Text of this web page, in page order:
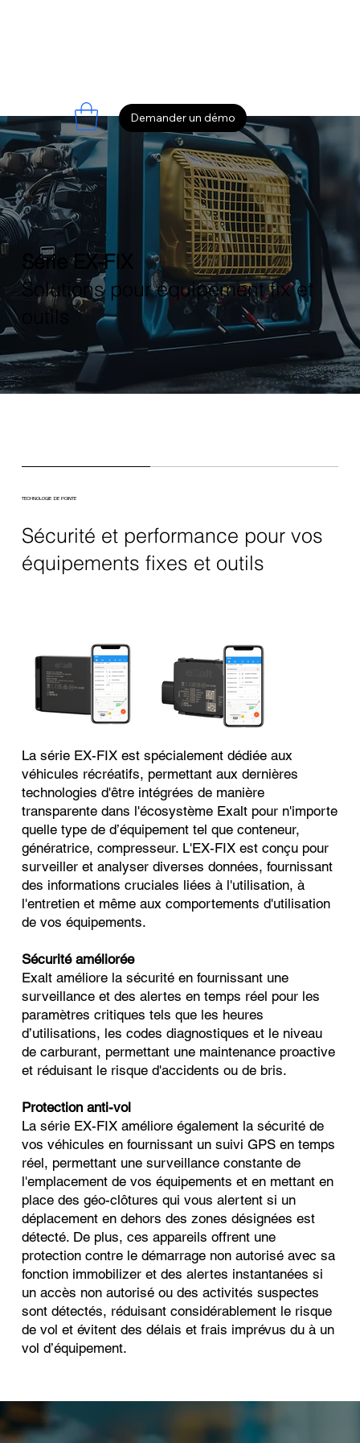
Demander un démo
Série EX-FIX
Solutions pour équipement fix et
outils
TECHNOLOGIE DE POINTE
Sécurité et performance pour vos
équipements fixes et outils
La série EX-FIX est spécialement dédiée aux
véhicules récréatifs, permettant aux dernières
technologies d'être intégrées de manière
transparente dans l'écosystème Exalt pour n'importe
quelle type de d’équipement tel que conteneur,
génératrice, compresseur. L'EX-FIX est conçu pour
surveiller et analyser diverses données, fournissant
des informations cruciales liées à l'utilisation, à
l'entretien et même aux comportements d'utilisation
de vos équipements.
Sécurité améliorée
Exalt améliore la sécurité en fournissant une
surveillance et des alertes en temps réel pour les
paramètres critiques tels que les heures
d’utilisations, les codes diagnostiques et le niveau
de carburant, permettant une maintenance proactive
et réduisant le risque d'accidents ou de bris.
Protection anti-vol
La série EX-FIX améliore également la sécurité de
vos véhicules en fournissant un suivi GPS en temps
réel, permettant une surveillance constante de
l'emplacement de vos équipements et en mettant en
place des géo-clôtures qui vous alertent si un
déplacement en dehors des zones désignées est
détecté. De plus, ces appareils offrent une
protection contre le démarrage non autorisé avec sa
fonction immobilizer et des alertes instantanées si
un accès non autorisé ou des activités suspectes
sont détectés, réduisant considérablement le risque
de vol et évitent des délais et frais imprévus du à un
vol d’équipement.